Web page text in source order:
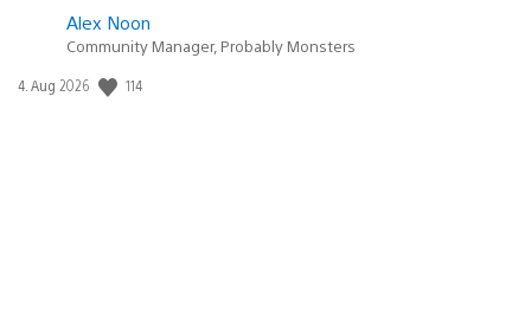
Alex Noon
Community Manager, Probably Monsters
Veröffentlichungsdatum:
4. Aug 2026 114